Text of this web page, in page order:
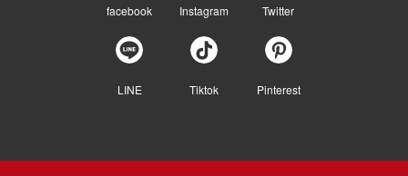
facebook Instagram Twitter
LINE Tiktok Pinterest